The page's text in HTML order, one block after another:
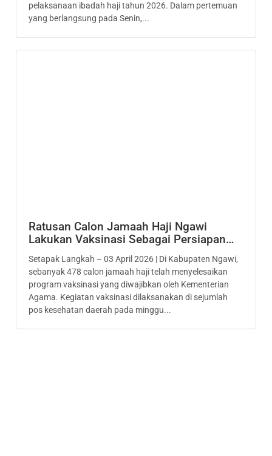
pelaksanaan ibadah haji tahun 2026. Dalam pertemuan
yang berlangsung pada Senin,...
Ratusan Calon Jamaah Haji Ngawi
Lakukan Vaksinasi Sebagai Persiapan…
Setapak Langkah – 03 April 2026 | Di Kabupaten Ngawi,
sebanyak 478 calon jamaah haji telah menyelesaikan
program vaksinasi yang diwajibkan oleh Kementerian
Agama. Kegiatan vaksinasi dilaksanakan di sejumlah
pos kesehatan daerah pada minggu...